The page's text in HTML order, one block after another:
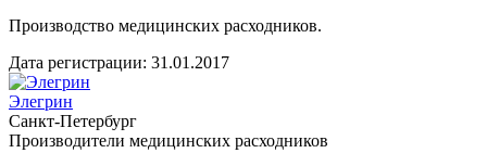
Производство медицинских расходников.
Дата регистрации: 31.01.2017
Элегрин
Санкт-Петербург
Производители медицинских расходников